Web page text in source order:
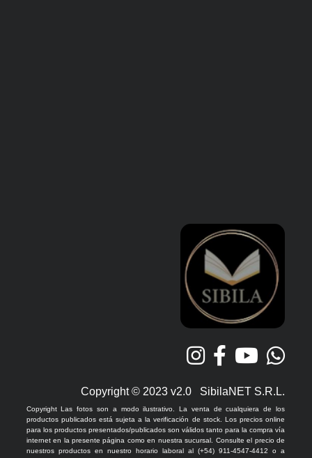
Copyright © 2023 v2.0 SibilaNET S.R.L.
Copyright Las fotos son a modo ilustrativo. La venta de cualquiera de los
productos publicados está sujeta a la verificación de stock. Los precios online
para los productos presentados/publicados son válidos tanto para la compra vía
internet en la presente página como en nuestra sucursal. Consulte el precio de
nuestros productos en nuestro horario laboral al (+54) 911-4547-4412 o a